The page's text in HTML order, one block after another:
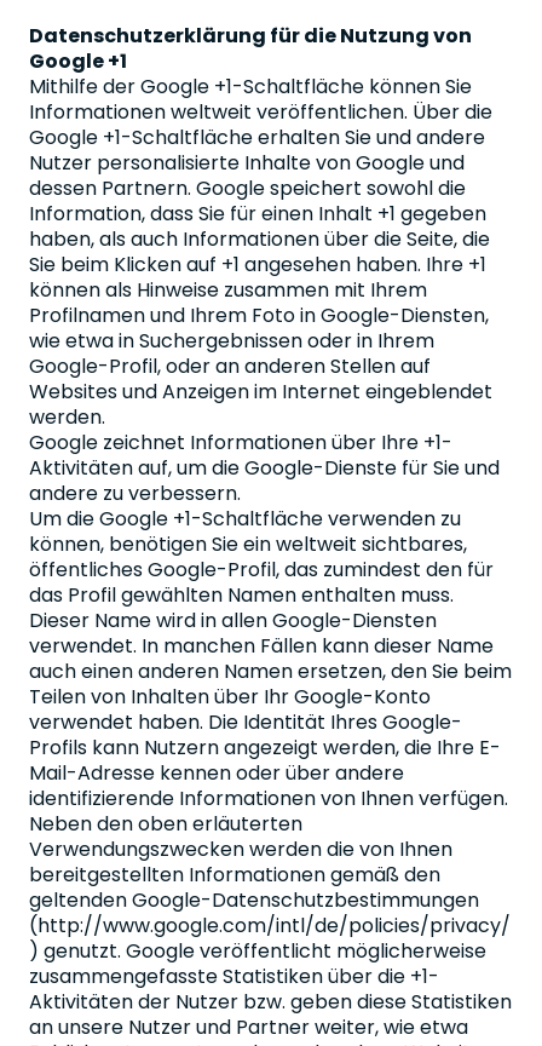
Datenschutzerklärung für die Nutzung von
Google +1
Mithilfe der Google +1-Schaltfläche können Sie
Informationen weltweit veröffentlichen. Über die
Google +1-Schaltfläche erhalten Sie und andere
Nutzer personalisierte Inhalte von Google und
dessen Partnern. Google speichert sowohl die
Information, dass Sie für einen Inhalt +1 gegeben
haben, als auch Informationen über die Seite, die
Sie beim Klicken auf +1 angesehen haben. Ihre +1
können als Hinweise zusammen mit Ihrem
Profilnamen und Ihrem Foto in Google-Diensten,
wie etwa in Suchergebnissen oder in Ihrem
Google-Profil, oder an anderen Stellen auf
Websites und Anzeigen im Internet eingeblendet
werden.
Google zeichnet Informationen über Ihre +1-
Aktivitäten auf, um die Google-Dienste für Sie und
andere zu verbessern.
Um die Google +1-Schaltfläche verwenden zu
können, benötigen Sie ein weltweit sichtbares,
öffentliches Google-Profil, das zumindest den für
das Profil gewählten Namen enthalten muss.
Dieser Name wird in allen Google-Diensten
verwendet. In manchen Fällen kann dieser Name
auch einen anderen Namen ersetzen, den Sie beim
Teilen von Inhalten über Ihr Google-Konto
verwendet haben. Die Identität Ihres Google-
Profils kann Nutzern angezeigt werden, die Ihre E-
Mail-Adresse kennen oder über andere
identifizierende Informationen von Ihnen verfügen.
Neben den oben erläuterten
Verwendungszwecken werden die von Ihnen
bereitgestellten Informationen gemäß den
geltenden Google-Datenschutzbestimmungen
(http://www.google.com/intl/de/policies/privacy/
) genutzt. Google veröffentlicht möglicherweise
zusammengefasste Statistiken über die +1-
Aktivitäten der Nutzer bzw. geben diese Statistiken
an unsere Nutzer und Partner weiter, wie etwa